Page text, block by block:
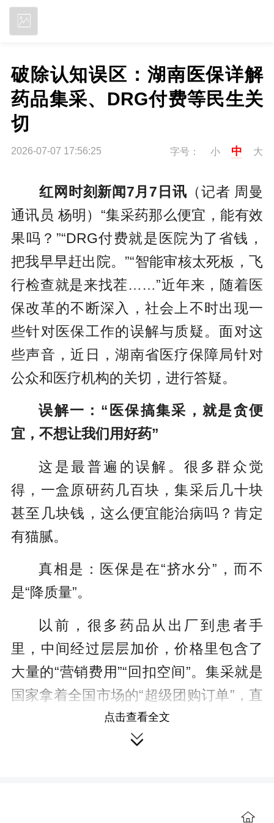
破除认知误区：湖南医保详解
药品集采、DRG付费等民生关
切
2026-07-07 17:56:25 字号： 小 中 大
红网时刻新闻7月7日讯 （记者 周曼
通讯员 杨明）“集采药那么便宜，能有效
果吗？”“DRG付费就是医院为了省钱，
把我早早赶出院。”“智能审核太死板，飞
行检查就是来找茬……”近年来，随着医
保改革的不断深入，社会上不时出现一
些针对医保工作的误解与质疑。面对这
些声音，近日，湖南省医疗保障局针对
公众和医疗机构的关切，进行答疑。
误解一：“医保搞集采，就是贪便
宜，不想让我们用好药”
这是最普遍的误解。很多群众觉
得，一盒原研药几百块，集采后几十块
甚至几块钱，这么便宜能治病吗？肯定
有猫腻。
真相是：医保是在“挤水分”，而不
是“降质量”。
以前，很多药品从出厂到患者手
里，中间经过层层加价，价格里包含了
大量的“营销费用”“回扣空间”。集采就是
国家拿着全国市场的“超级团购订单”，直
接跟药厂说：“你这个药，成本到底多
少？我们全国都要，给我最低价，量大
点击查看全文
